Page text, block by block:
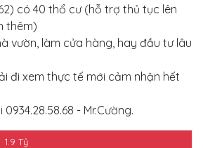
có 40 thổ cư (hỗ trợ thủ tục lên
thêm)
vườn, làm cửa hàng, hay đầu tư lâu
đi xem thực tế mới cảm nhận hết
- Mr.Cường.
1.9 Tỷ